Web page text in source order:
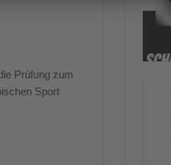
Prüfung zum
Sport